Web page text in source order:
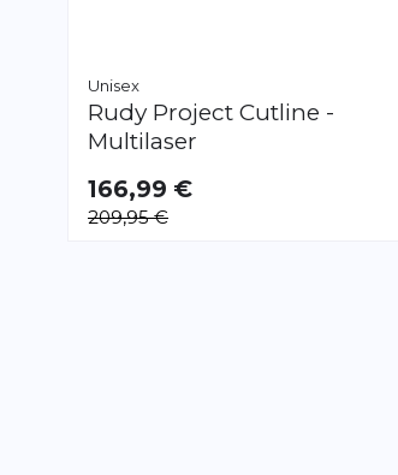
Unisex
Rudy Project Cutline -
Multilaser
166,99 €
209,95 €